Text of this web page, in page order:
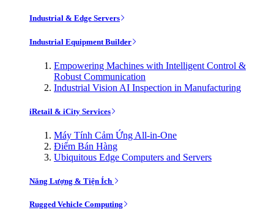
Industrial & Edge Servers
Industrial Equipment Builder
Empowering Machines with Intelligent Control &
Robust Communication
Industrial Vision AI Inspection in Manufacturing
iRetail & iCity Services
Máy Tính Cảm Ứng All-in-One
Điểm Bán Hàng
Ubiquitous Edge Computers and Servers
Năng Lượng & Tiện Ích
Rugged Vehicle Computing